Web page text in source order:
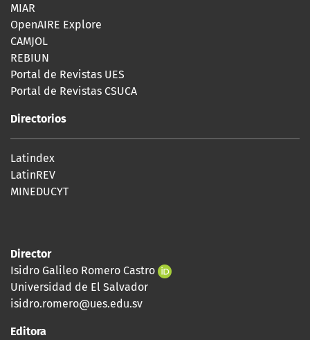
MIAR
OpenAIRE Explore
CAMJOL
REBIUN
Portal de Revistas UES
Portal de Revistas CSUCA
Directorios
Latindex
LatinREV
MINEDUCYT
Director
Isidro Galileo Romero Castro
Universidad de El Salvador
isidro.romero@ues.edu.sv
Editora